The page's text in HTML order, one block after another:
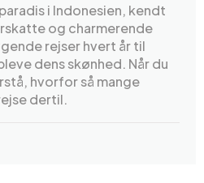
i Indonesien, kendt
og charmerende
rejser hvert år til
dens skønhed. Når du
hvorfor så mange
dertil.